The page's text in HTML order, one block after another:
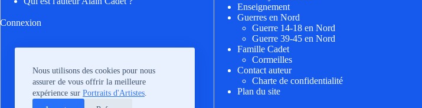
Nous utilisons des cookies pour nous
assurer de vous offrir la meilleure
expérience sur Portraits d'Artistes.
Connexion
Enseignement
Guerres en Nord
Guerre 14-18 en Nord
Guerre 39-45 en Nord
Famille Cadet
Cormeilles
Contact auteur
Charte de confidentialité
Plan du site